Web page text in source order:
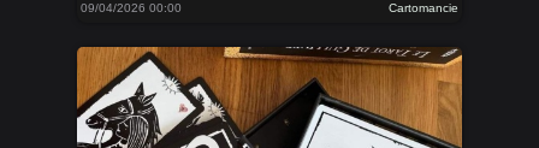
09/04/2026 00:00 Cartomancie